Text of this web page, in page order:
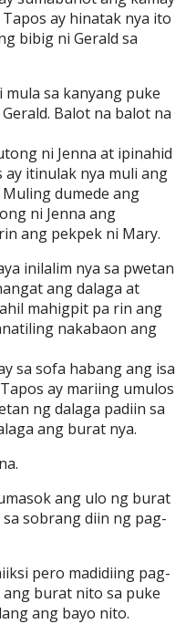
ay hinatak nya ito
bibig ni Gerald sa
sa kanyang puke
Balot na balot na
ni Jenna at ipinahid
itinulak nya muli ang
dumede ang
ni Jenna ang
ang pekpek ni Mary.
inilalim nya sa pwetan
ang dalaga at
mahigpit pa rin ang
nakabaon ang
sa sofa habang ang isa
ay mariing umulos
ng dalaga padiin sa
ang burat nya.
ang ulo ng burat
sobrang diin ng pag-
pero madidiing pag-
burat nito sa puke
ang bayo nito.